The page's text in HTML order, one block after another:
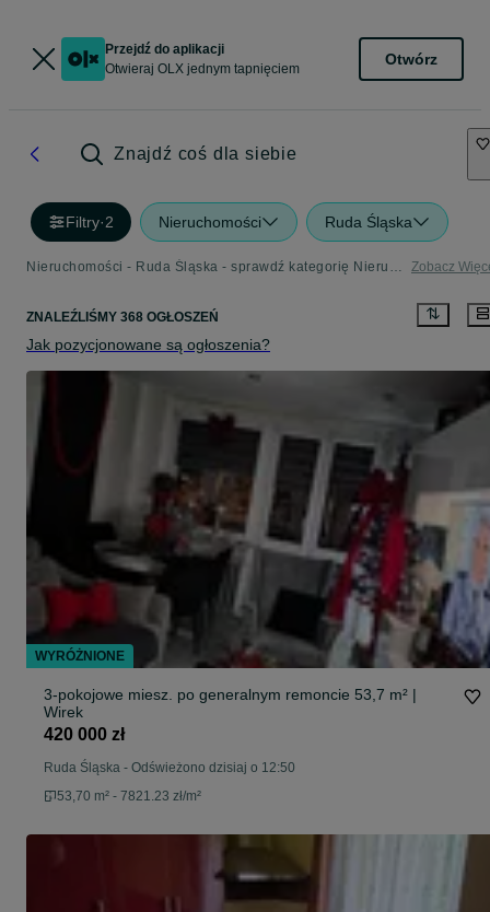
Przejdź do aplikacji
Otwieraj OLX jednym tapnięciem
Otwórz
Znajdź coś dla siebie
Filtry·2 Nieruchomości Ruda Śląska
Nieruchomości - Ruda Śląska - sprawdź kategorię Nieruchomości Zobacz
ZNALEŹLIŚMY 368 OGŁOSZEŃ
Jak pozycjonowane są ogłoszenia?
3-pokojowe miesz. po generalnym remoncie 53,7 m² |
Wirek
420 000 zł
Ruda Śląska - Odświeżono dzisiaj o 12:50
53,70 m² - 7821.23 zł/m²
WYRÓŻNIONE